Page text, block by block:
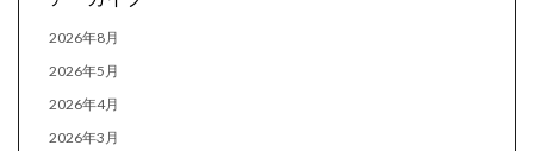
2026年8月
2026年5月
2026年4月
2026年3月